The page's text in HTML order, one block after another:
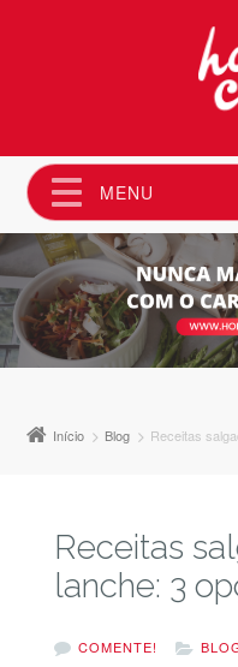
MENU
Pular para o conteúdo
Início Blog Receitas
Receitas
lanche: 3
COMENTE!